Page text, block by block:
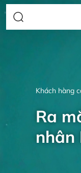
Khách hàng
Ra
nhân